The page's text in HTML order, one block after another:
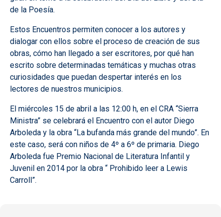
de la Poesía.
Estos Encuentros permiten conocer a los autores y
dialogar con ellos sobre el proceso de creación de sus
obras, cómo han llegado a ser escritores, por qué han
escrito sobre determinadas temáticas y muchas otras
curiosidades que puedan despertar interés en los
lectores de nuestros municipios.
El miércoles 15 de abril a las 12:00 h, en el CRA “Sierra
Ministra” se celebrará el Encuentro con el autor Diego
Arboleda y la obra “La bufanda más grande del mundo”. En
este caso, será con niños de 4º a 6º de primaria. Diego
Arboleda fue Premio Nacional de Literatura Infantil y
Juvenil en 2014 por la obra “ Prohibido leer a Lewis
Carroll”.